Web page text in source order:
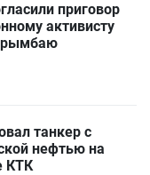
приговор
активисту
танкер с
нефтью на
КТК